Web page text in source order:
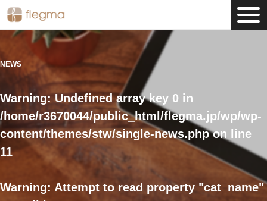
NEWS
Warning: Undefined array key 0 in
/home/r3670044/public_html/flegma.jp/wp/wp-
content/themes/stw/single-news.phpon line
11
Warning: Attempt to read property "cat_name"